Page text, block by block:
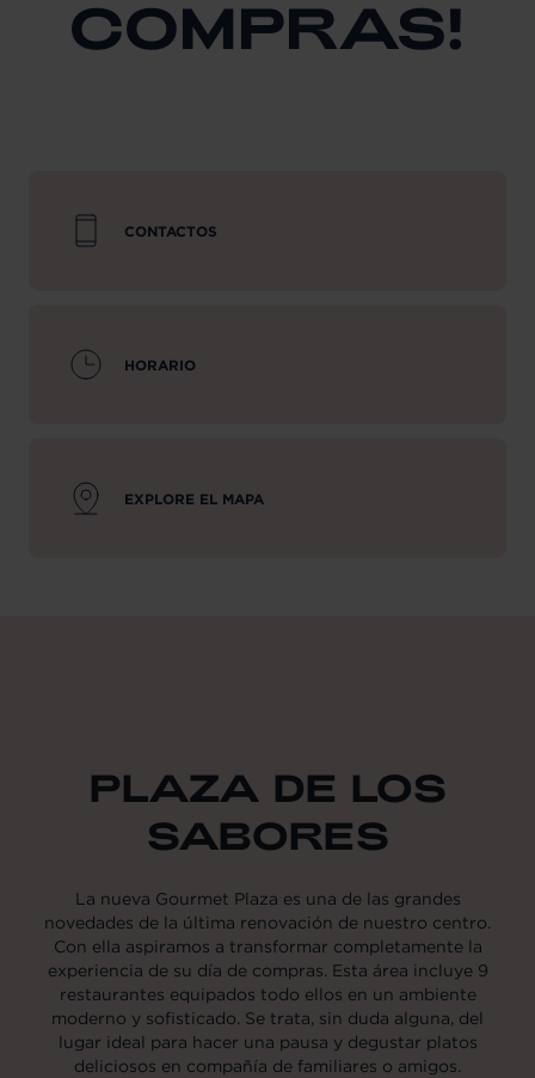
COMPRAS!
CONTACTOS
HORARIO
EXPLORE EL MAPA
PLAZA DE LOS
SABORES
La nueva Gourmet Plaza es una de las grandes
novedades de la última renovación de nuestro centro.
Con ella aspiramos a transformar completamente la
experiencia de su día de compras. Esta área incluye 9
restaurantes equipados todo ellos en un ambiente
moderno y sofisticado. Se trata, sin duda alguna, del
lugar ideal para hacer una pausa y degustar platos
deliciosos en compañía de familiares o amigos.